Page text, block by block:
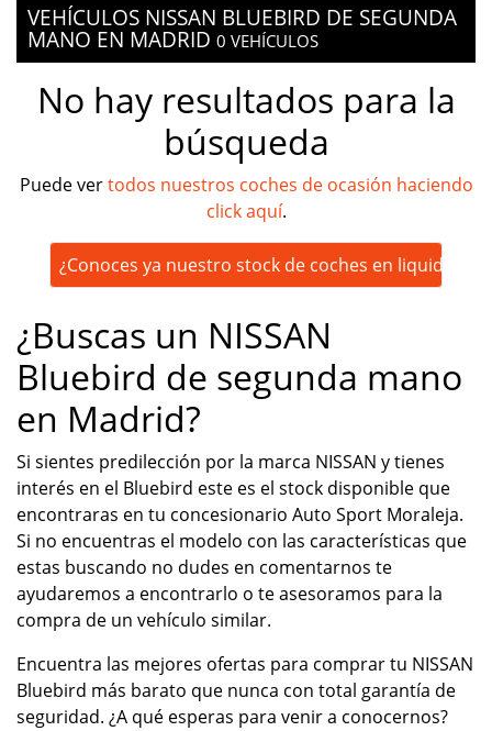
VEHÍCULOS NISSAN BLUEBIRD DE SEGUNDA
MANO EN MADRID 0 VEHÍCULOS
No hay resultados para la
búsqueda
Puede vertodos nuestros coches de ocasión haciendo
click aquí.
¿Conoces ya nuestro stock de coches en
¿Buscas un NISSAN
Bluebird de segunda mano
en Madrid?
Si sientes predilección por la marca NISSAN y tienes
interés en el Bluebird este es el stock disponible que
encontraras en tu concesionario Auto Sport Moraleja.
Si no encuentras el modelo con las características que
estas buscando no dudes en comentarnos te
ayudaremos a encontrarlo o te asesoramos para la
compra de un vehículo similar.
Encuentra las mejores ofertas para comprar tu NISSAN
Bluebird más barato que nunca con total garantía de
seguridad. ¿A qué esperas para venir a conocernos?